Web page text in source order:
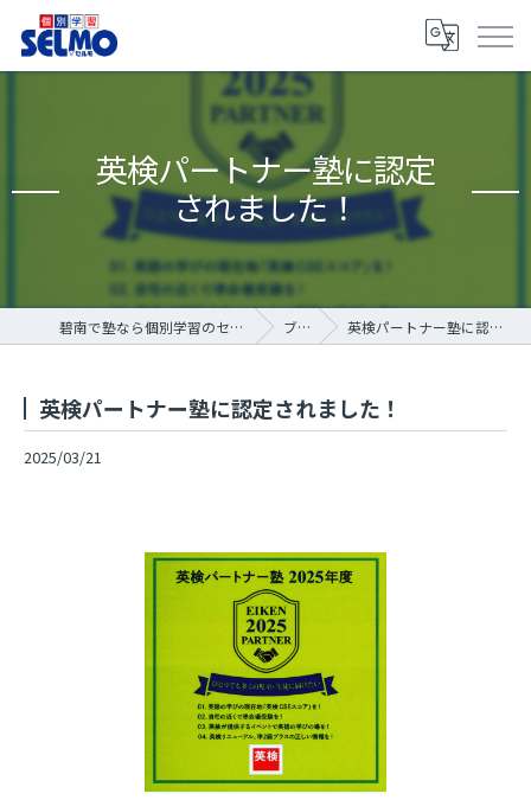
英検パートナー塾に認定
されました！
碧南で塾なら個別学習のセルモ碧南霞浦教室 ブログ 英検パートナー塾に認定されました！
英検パートナー塾に認定されました！
2025/03/21